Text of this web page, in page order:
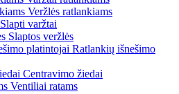
Veržlės ratlankiams
Slapti varžtai
Slaptos veržlės
Ratlankių išnešimo
Centravimo žiedai
Ventiliai ratams